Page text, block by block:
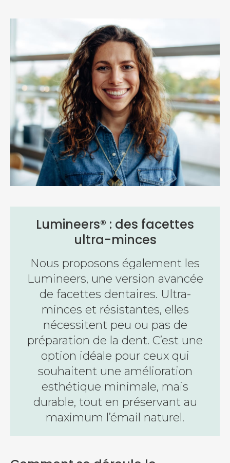
Lumineers® : des facettes
ultra-minces
Nous proposons également les
Lumineers, une version avancée
de facettes dentaires. Ultra-
minces et résistantes, elles
nécessitent peu ou pas de
préparation de la dent. C’est une
option idéale pour ceux qui
souhaitent une amélioration
esthétique minimale, mais
durable, tout en préservant au
maximum l’émail naturel.